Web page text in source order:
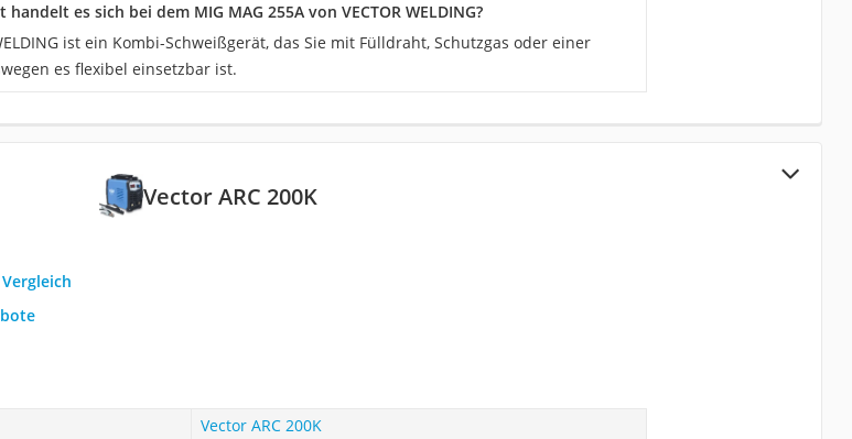
es sich bei dem MIG MAG 255A von ‎VECTOR WELDING?
ist ein Kombi-Schweißgerät, das Sie mit Fülldraht, Schutzgas oder einer
es flexibel einsetzbar ist.
Vector ARC 200K
Vector ARC 200K